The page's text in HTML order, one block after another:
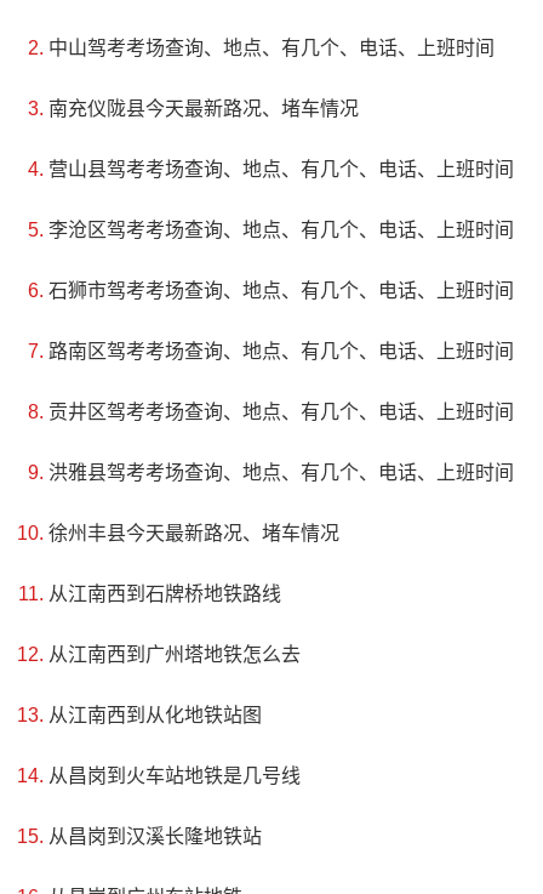
3、流坑古村（千古第一村）
评级：AAAA
地址：江西省抚州市乐安县牛田镇
流坑村位于牛田镇东南部乌江之畔，建村于五代南唐昇
村中有识之士接续祖业，兴教办学，修谱建祠，并发展竹木
贸易，使流坑村再次繁荣兴盛。从宋初到清末，村中书塾、
中山驾考考场查询、地点、有几个、电话、上班时间
南充仪陇县今天最新路况、堵车情况
营山县驾考考场查询、地点、有几个、电话、上班时间
李沧区驾考考场查询、地点、有几个、电话、上班时间
石狮市驾考考场查询、地点、有几个、电话、上班时间
路南区驾考考场查询、地点、有几个、电话、上班时间
贡井区驾考考场查询、地点、有几个、电话、上班时间
洪雅县驾考考场查询、地点、有几个、电话、上班时间
徐州丰县今天最新路况、堵车情况
从江南西到石牌桥地铁路线
从江南西到广州塔地铁怎么去
从江南西到从化地铁站图
从昌岗到火车站地铁是几号线
从昌岗到汉溪长隆地铁站